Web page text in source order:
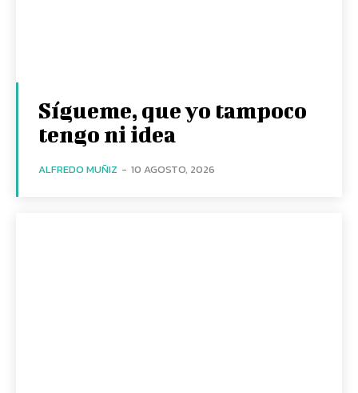
Sígueme, que yo tampoco
tengo ni idea
ALFREDO MUÑIZ - 10 AGOSTO, 2026